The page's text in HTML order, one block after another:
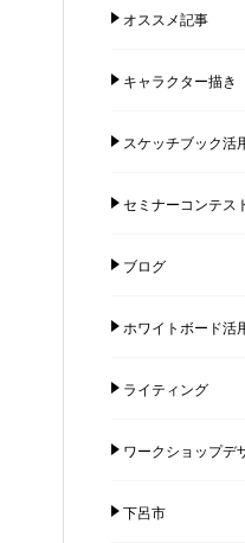
オススメ記事
キャラクター描き
スケッチブック活
セミナーコンテス
ブログ
ホワイトボード活
ライティング
ワークショップデ
下呂市